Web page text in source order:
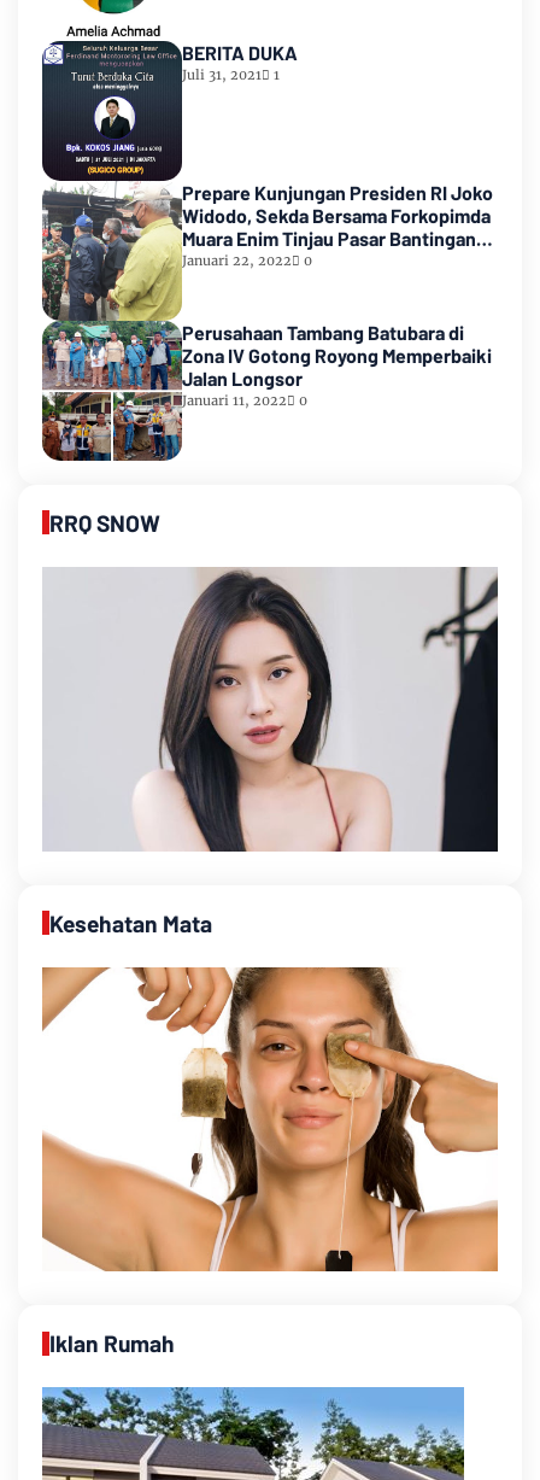
BERITA DUKA
Juli 31, 2021 1
Prepare Kunjungan Presiden RI Joko
Widodo, Sekda Bersama Forkopimda
Muara Enim Tinjau Pasar Bantingan
Tanjung Enim
Januari 22, 2022 0
Perusahaan Tambang Batubara di
Zona IV Gotong Royong Memperbaiki
Jalan Longsor
Januari 11, 2022 0
RRQ SNOW
Kesehatan Mata
Iklan Rumah